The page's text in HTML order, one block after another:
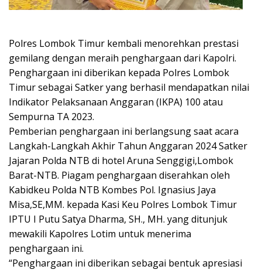
Polres Lombok Timur kembali menorehkan prestasi
gemilang dengan meraih penghargaan dari Kapolri.
Penghargaan ini diberikan kepada Polres Lombok
Timur sebagai Satker yang berhasil mendapatkan nilai
Indikator Pelaksanaan Anggaran (IKPA) 100 atau
Sempurna TA 2023.
Pemberian penghargaan ini berlangsung saat acara
Langkah-Langkah Akhir Tahun Anggaran 2024 Satker
Jajaran Polda NTB di hotel Aruna Senggigi,Lombok
Barat-NTB. Piagam penghargaan diserahkan oleh
Kabidkeu Polda NTB Kombes Pol. Ignasius Jaya
Misa,SE,MM. kepada Kasi Keu Polres Lombok Timur
IPTU I Putu Satya Dharma, SH., MH. yang ditunjuk
mewakili Kapolres Lotim untuk menerima
penghargaan ini.
“Penghargaan ini diberikan sebagai bentuk apresiasi